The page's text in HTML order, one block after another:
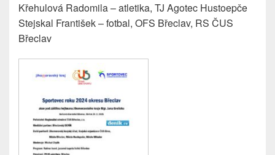
Křehulová Radomila – atletika, TJ Agotec Hustoepče
Stejskal František – fotbal, OFS Břeclav, RS ČUS
Břeclav